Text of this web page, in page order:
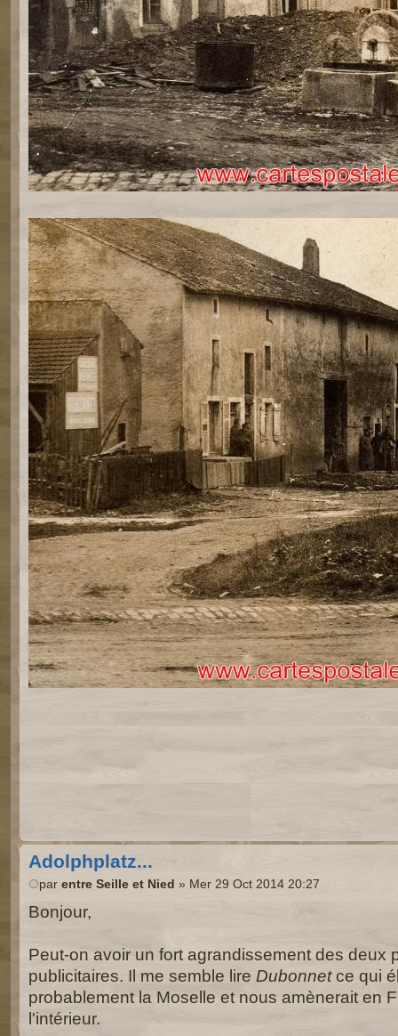
Adolphplatz...
par entre Seille et Nied » Mer 29 Oct 2014 20:27
Bonjour,
Peut-on avoir un fort agrandissement des deux
publicitaires. Il me semble lire Dubonnetce qui
probablement la Moselle et nous amènerait en
l'intérieur.